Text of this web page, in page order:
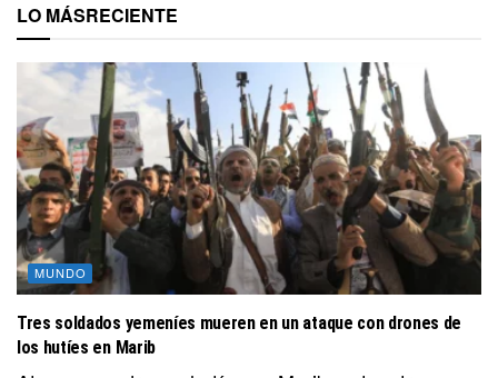
LO MÁSRECIENTE
MUNDO
Tres soldados yemeníes mueren en un ataque con drones de
los hutíes en Marib